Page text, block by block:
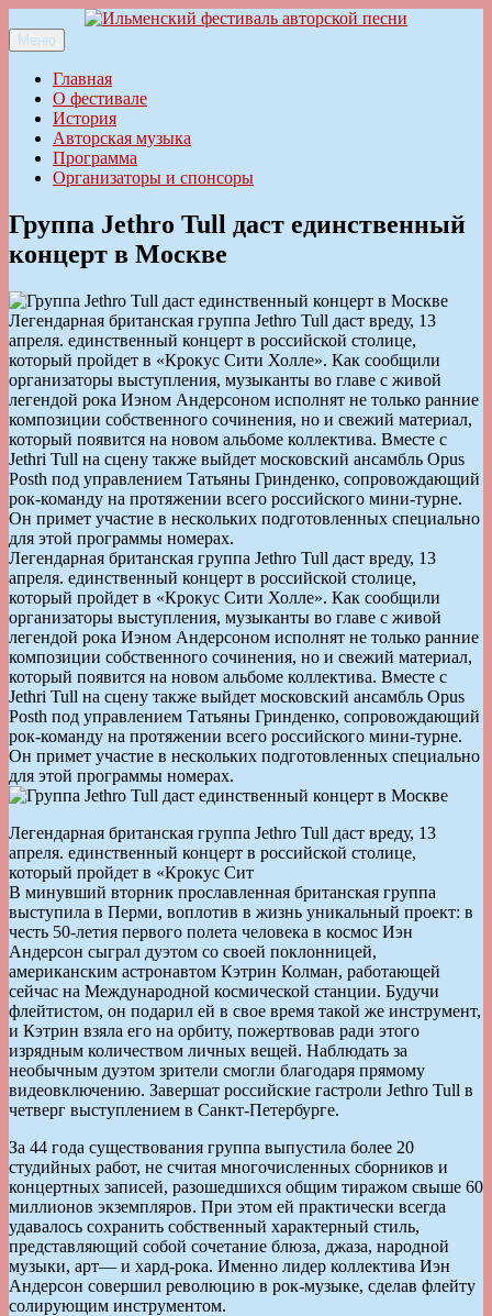
к
содержимому
Ильменский фестиваль авторской песни
Меню
Главная
О фестивале
История
Авторская музыка
Программа
Организаторы и спонсоры
Группа Jethro Tull даст единственный
концерт в Москве
Легендарная британская группа Jethro Tull даст вреду, 13
апреля. единственный концерт в российской столице,
который пройдет в «Крокус Сити Холле». Как сообщили
организаторы выступления, музыканты во главе с живой
легендой рока Иэном Андерсоном исполнят не только ранние
композиции собственного сочинения, но и свежий материал,
который появится на новом альбоме коллектива. Вместе с
Jethri Tull на сцену также выйдет московский ансамбль Opus
Posth под управлением Татьяны Гринденко, сопровождающий
рок-команду на протяжении всего российского мини-турне.
Он примет участие в нескольких подготовленных специально
для этой программы номерах.
Легендарная британская группа Jethro Tull даст вреду, 13
апреля. единственный концерт в российской столице,
который пройдет в «Крокус Сити Холле». Как сообщили
организаторы выступления, музыканты во главе с живой
легендой рока Иэном Андерсоном исполнят не только ранние
композиции собственного сочинения, но и свежий материал,
который появится на новом альбоме коллектива. Вместе с
Jethri Tull на сцену также выйдет московский ансамбль Opus
Posth под управлением Татьяны Гринденко, сопровождающий
рок-команду на протяжении всего российского мини-турне.
Он примет участие в нескольких подготовленных специально
для этой программы номерах.
Легендарная британская группа Jethro Tull даст вреду, 13
апреля. единственный концерт в российской столице,
который пройдет в «Крокус Сит
В минувший вторник прославленная британская группа
выступила в Перми, воплотив в жизнь уникальный проект: в
честь 50-летия первого полета человека в космос Иэн
Андерсон сыграл дуэтом со своей поклонницей,
американским астронавтом Кэтрин Колман, работающей
сейчас на Международной космической станции. Будучи
флейтистом, он подарил ей в свое время такой же инструмент,
и Кэтрин взяла его на орбиту, пожертвовав ради этого
изрядным количеством личных вещей. Наблюдать за
необычным дуэтом зрители смогли благодаря прямому
видеовключению. Завершат российские гастроли Jethro Tull в
четверг выступлением в Санкт-Петербурге.
За 44 года существования группа выпустила более 20
студийных работ, не считая многочисленных сборников и
концертных записей, разошедшихся общим тиражом свыше 60
миллионов экземпляров. При этом ей практически всегда
удавалось сохранить собственный характерный стиль,
представляющий собой сочетание блюза, джаза, народной
музыки, арт— и хард-рока. Именно лидер коллектива Иэн
Андерсон совершил революцию в рок-музыке, сделав флейту
солирующим инструментом.